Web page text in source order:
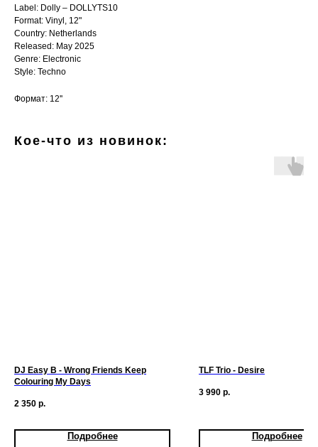
Label: Dolly – DOLLYTS10
Format: Vinyl, 12"
Country: Netherlands
Released: May 2025
Genre: Electronic
Style: Techno
Формат: 12''
Кое-что из новинок:
DJ Easy B - Wrong Friends Keep
Colouring My Days
2 350 р.
Подробнее
TLF Trio - Desire
3 990 р.
Подробнее